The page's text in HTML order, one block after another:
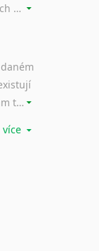
odzvonilo. Pomocí kvalitních online překladových slovníků již nemusíte únavně listovat alfabetickým schématem uspořádání, stačí napsat vstupní frázi a dřív, než řeknete švec, vyskočí vám hledaný výraz.
výkladové slovníky, díky kterým je možné význam takovýchto frází rozklíčovat.
více